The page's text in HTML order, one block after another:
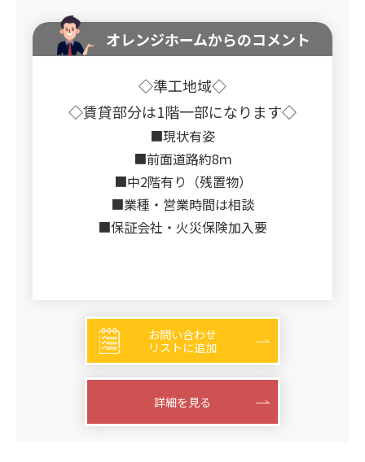
オレンジホームからのコメント
◇準工地域◇
◇賃貸部分は1階一部になります◇
■現状有姿
■前面道路約8ｍ
■中2階有り（残置物）
■業種・営業時間は相談
■保証会社・火災保険加入要
お問い合わせ
リストに追加
詳細を見る